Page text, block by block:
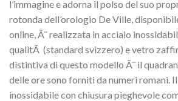
l’immagine e adorna il polso del suo
rotonda dell’orologio De Ville,
online, Ã¨ realizzata in acciaio
qualitÃ (standard svizzero) e vetro
distintiva di questo modello Ã¨ il
delle ore sono forniti da numeri romani.
inossidabile con chiusura pieghevole